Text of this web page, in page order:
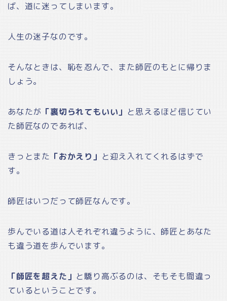
ば、道に迷ってしまいます。
人生の迷子なのです。
そんなときは、恥を忍んで、また師匠のもとに帰りま
しょう。
あなたが 「裏切られてもいい」 と思えるほど信じてい
た師匠なのであれば、
きっとまた 「おかえり」 と迎え入れてくれるはずで
す。
師匠はいつだって師匠なんです。
歩んでいる道は人それぞれ違うように、師匠とあなた
も違う道を歩んでいます。
「師匠を超えた」 と驕り高ぶるのは、そもそも間違っ
ているということです。